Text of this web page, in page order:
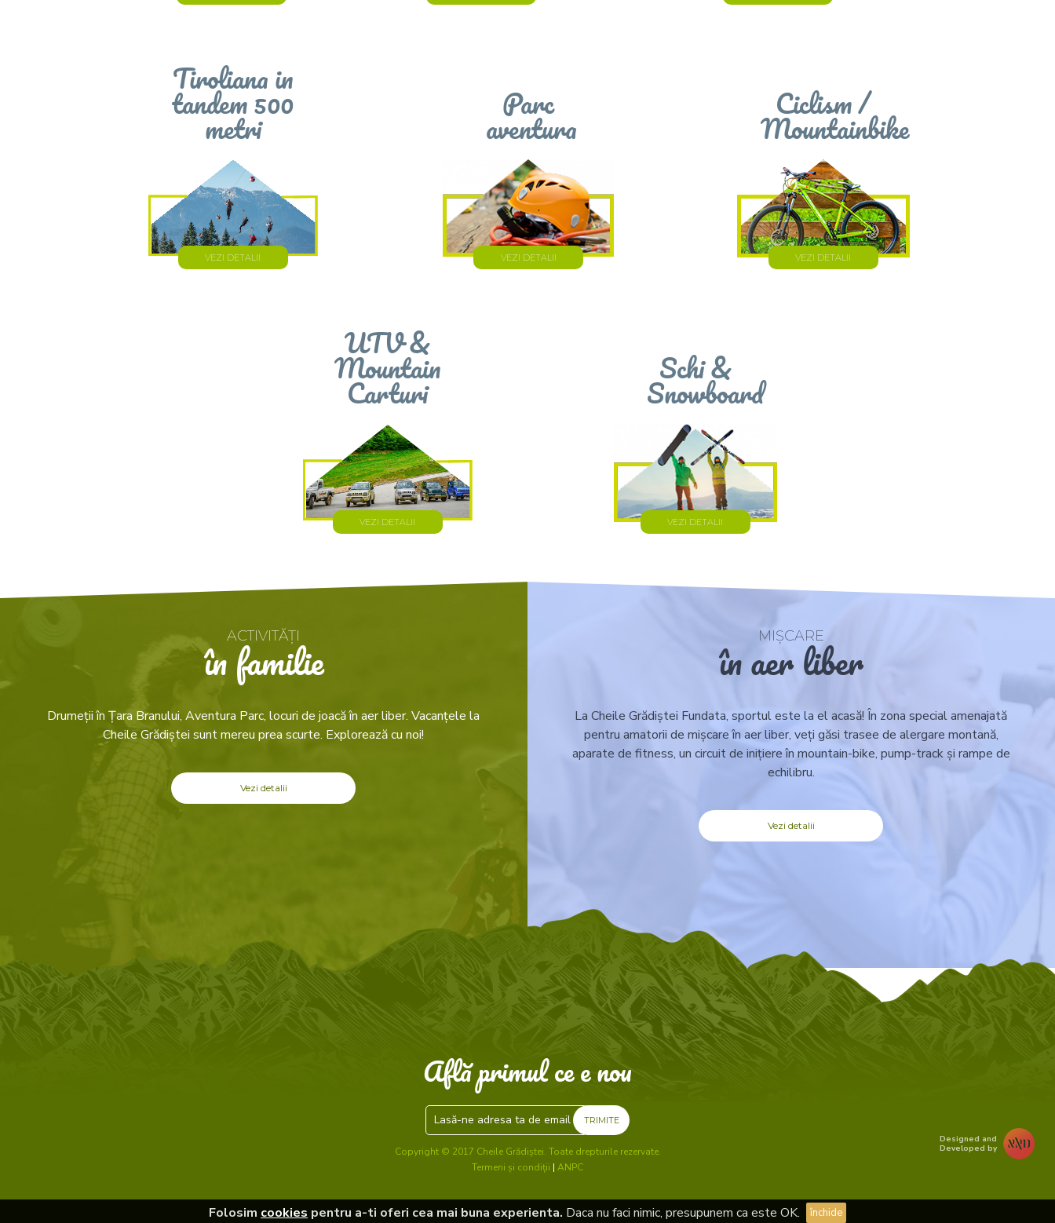
Folosim cookies pentru a-ti oferi cea mai buna experienta. Daca nu faci nimic, presupunem ca este OK. închide
Tiroliana in
tandem 500
metri
VEZI DETALII
Parc
aventura
VEZI DETALII
Ciclism /
Mountainbike
VEZI DETALII
UTV &
Mountain
Carturi
VEZI DETALII
Schi &
Snowboard
VEZI DETALII
ACTIVITĂȚI
în familie
Drumeții în Țara Branului, Aventura Parc, locuri de joacă în aer liber. Vacanțele la
Cheile Grădiștei sunt mereu prea scurte. Explorează cu noi!
Vezi detalii
MIȘCARE
în aer liber
La Cheile Grădiștei Fundata, sportul este la el acasă! În zona special amenajată
pentru amatorii de mișcare în aer liber, veți găsi trasee de alergare montană,
aparate de fitness, un circuit de inițiere în mountain-bike, pump-track și rampe de
echilibru.
Vezi detalii
Află primul ce e nou
TRIMITE
Copyright © 2017 Cheile Grădiștei. Toate drepturile rezervate.
Termeni și condiții | ANPC
Designed and
Developed by